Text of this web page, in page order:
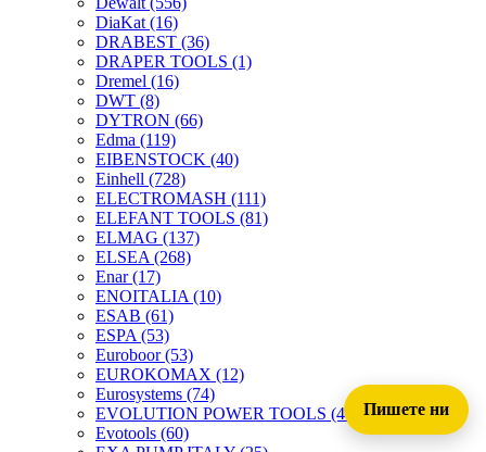
DiaKat (16)
DRABEST (36)
DRAPER TOOLS (1)
Dremel (16)
DWT (8)
DYTRON (66)
Edma (119)
EIBENSTOCK (40)
Einhell (728)
ELECTROMASH (111)
ELEFANT TOOLS (81)
ELMAG (137)
ELSEA (268)
Enar(17)
ENOITALIA (10)
ESAB (61)
ESPA (53)
Euroboor(53)
EUROKOMAX (12)
Eurosystems (74)
EVOLUTION POWER TOOLS (45)
Evotools (60)
Пишете ни